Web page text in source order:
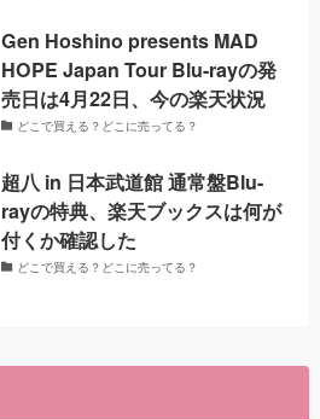
Gen Hoshino presents MAD
HOPE Japan Tour Blu-rayの発
売日は4月22日、今の楽天状況
どこで買える？どこに売ってる？
超八 in 日本武道館 通常盤Blu-
rayの特典、楽天ブックスは何が
付くか確認した
どこで買える？どこに売ってる？